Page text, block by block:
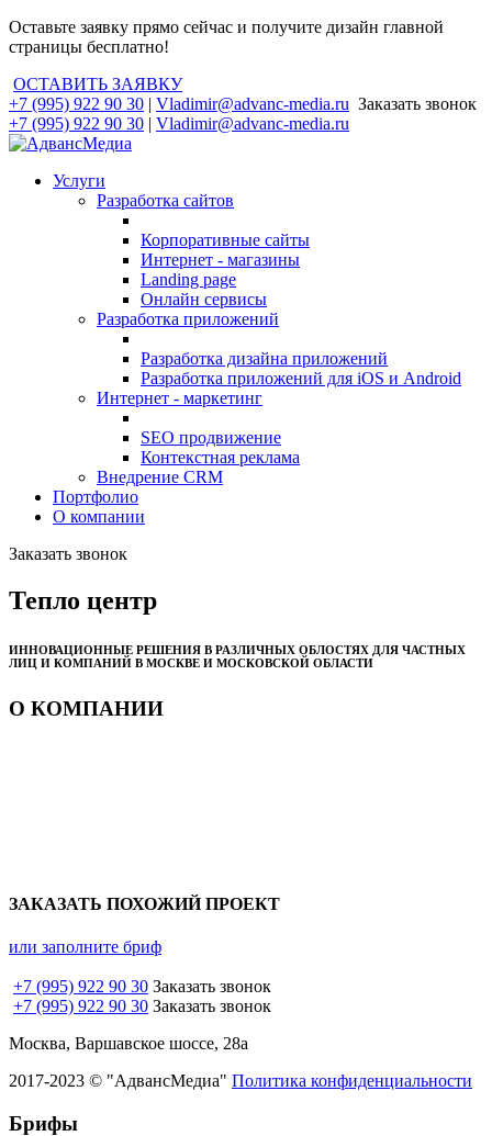
Оставьте заявку прямо сейчас и получите дизайн главной
страницы бесплатно!
ОСТАВИТЬ ЗАЯВКУ
+7 (995) 922 90 30 | Vladimir@advanc-media.ru Заказать звонок
+7 (995) 922 90 30 | Vladimir@advanc-media.ru
Услуги
Разработка сайтов
Корпоративные сайты
Интернет - магазины
Landing page
Онлайн сервисы
Разработка приложений
Разработка дизайна приложений
Разработка приложений для iOS и Android
Интернет - маркетинг
SEO продвижение
Контекстная реклама
Внедрение CRM
Портфолио
О компании
Заказать звонок
Тепло центр
ИННОВАЦИОННЫЕ РЕШЕНИЯ В РАЗЛИЧНЫХ ОБЛОСТЯХ ДЛЯ ЧАСТНЫХ
ЛИЦ И КОМПАНИЙ В МОСКВЕ И МОСКОВСКОЙ ОБЛАСТИ
О КОМПАНИИ
ЗАКАЗАТЬ ПОХОЖИЙ ПРОЕКТ
или заполните бриф
+7 (995) 922 90 30 Заказать звонок
+7 (995) 922 90 30 Заказать звонок
Москва, Варшавское шоссе, 28а
2017-2023 © "АдвансМедиа" Политика конфиденциальности
Брифы